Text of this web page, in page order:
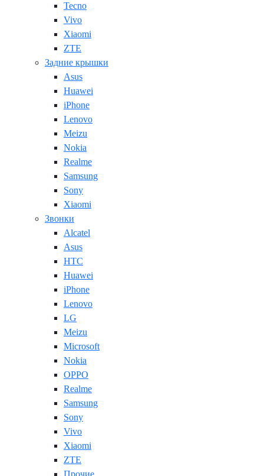
Tecno
Vivo
Xiaomi
ZTE
Задние крышки
Asus
Huawei
iPhone
Lenovo
Meizu
Nokia
Realme
Samsung
Sony
Xiaomi
Звонки
Alcatel
Asus
HTC
Huawei
iPhone
Lenovo
LG
Meizu
Microsoft
Nokia
OPPO
Realme
Samsung
Sony
Vivo
Xiaomi
ZTE